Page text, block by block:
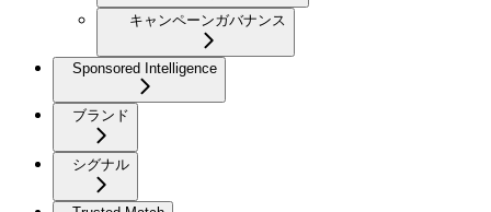
キャンペーンガバナンス
Sponsored Intelligence
ブランド
シグナル